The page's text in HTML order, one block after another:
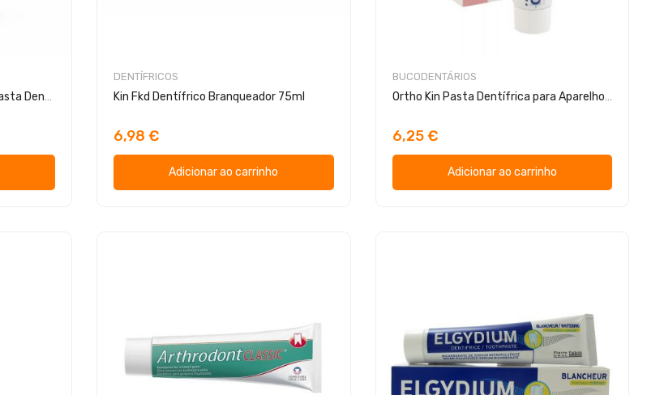
Bexident Gengivas Uso Diário Pasta Dentífrica 75ml
DENTÍFRICOS
Kin Fkd Dentífrico Branqueador 75ml
6,98 €
Adicionar ao carrinho
BUCODENTÁRIOS
Ortho Kin Pasta Dentífrica para Aparelhos 75ml
6,25 €
Adicionar ao carrinho